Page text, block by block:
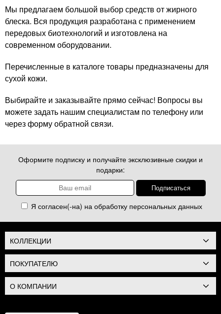
Мы предлагаем большой выбор средств от жирного
блеска. Вся продукция разработана с применением
передовых биотехнологий и изготовлена на
современном оборудовании.
Перечисленные в каталоге товары предназначены для
сухой кожи.
Выбирайте и заказывайте прямо сейчас! Вопросы вы
можете задать нашим специалистам по телефону или
через форму обратной связи.
Оформите подписку и получайте эксклюзивные скидки и
подарки:
Я согласен(-на) на обработку персональных данных
КОЛЛЕКЦИИ
ПОКУПАТЕЛЮ
О КОМПАНИИ